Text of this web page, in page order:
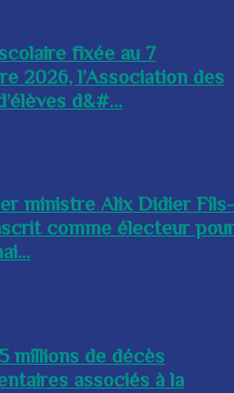
fixée au 7
2026, l’Association des
d&#...
ministre Alix Didier Fils-
comme électeur
millions de décès
associés à la